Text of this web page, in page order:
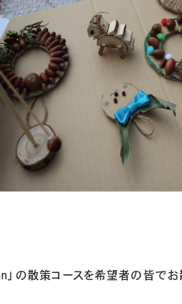
の散策コースを希望者の皆でお